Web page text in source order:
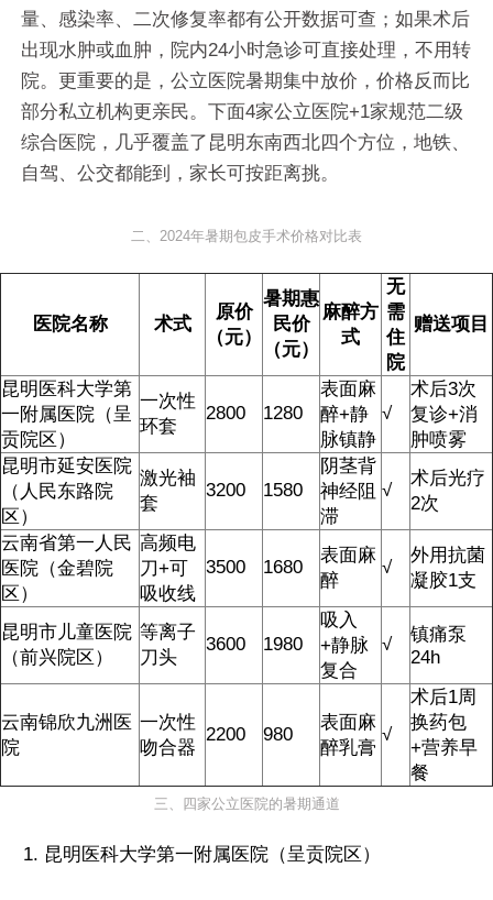
量、感染率、二次修复率都有公开数据可查；如果术后
出现水肿或血肿，院内24小时急诊可直接处理，不用转
院。更重要的是，公立医院暑期集中放价，价格反而比
部分私立机构更亲民。下面4家公立医院+1家规范二级
综合医院，几乎覆盖了昆明东南西北四个方位，地铁、
自驾、公交都能到，家长可按距离挑。
二、2024年暑期包皮手术价格对比表
医院名称 术式
原价
（元）
暑期惠
民价
（元）
麻醉方
式
无
需
住
院
赠送项目
昆明医科大学第
一附属医院（呈
贡院区）
一次性
环套
2800 1280
表面麻
醉+静
脉镇静
√
术后3次
复诊+消
肿喷雾
昆明市延安医院
（人民东路院
区）
激光袖
套
3200 1580
阴茎背
神经阻
滞
√
术后光疗
2次
云南省第一人民
医院（金碧院
区）
高频电
刀+可
吸收线
3500 1680
表面麻
醉
√
外用抗菌
凝胶1支
昆明市儿童医院
（前兴院区）
等离子
刀头
3600 1980
吸入
+静脉
复合
√
镇痛泵
24h
云南锦欣九洲医
院
一次性
吻合器
2200 980
表面麻
醉乳膏
√
术后1周
换药包
+营养早
餐
三、四家公立医院的暑期通道
1. 昆明医科大学第一附属医院（呈贡院区）